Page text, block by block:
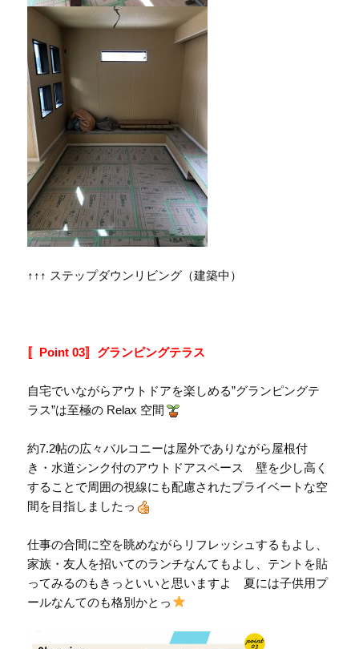
↑↑↑ ステップダウンリビング（建築中）
〚Point 03〛グランピングテラス
自宅でいながらアウトドアを楽しめる”グランピングテ
ラス”は至極の Relax 空間
約7.2帖の広々バルコニーは屋外でありながら屋根付
き・水道シンク付のアウトドアスペース 壁を少し高く
することで周囲の視線にも配慮されたプライベートな空
間を目指しましたっ
仕事の合間に空を眺めながらリフレッシュするもよし、
家族・友人を招いてのランチなんてもよし、テントを貼
ってみるのもきっといいと思いますよ 夏には子供用プ
ールなんてのも格別かとっ